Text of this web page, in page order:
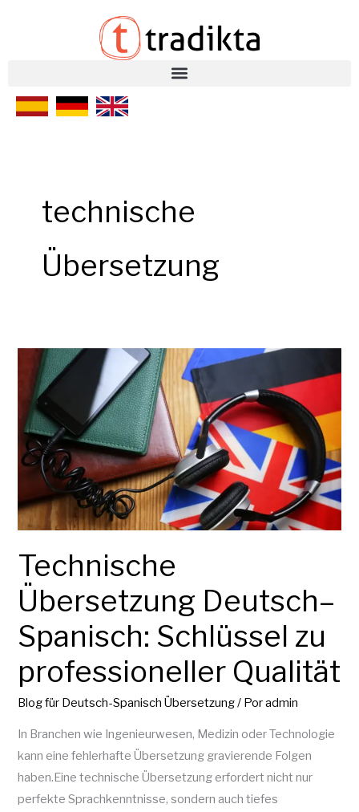
technische
Übersetzung
Technische
Übersetzung Deutsch–
Spanisch: Schlüssel zu
professioneller Qualität
Blog für Deutsch-Spanisch Übersetzung/ Poradmin
In Branchen wie Ingenieurwesen, Medizin oder Technologie
kann eine fehlerhafte Übersetzung gravierende Folgen
haben.Eine technische Übersetzung erfordert nicht nur
perfekte Sprachkenntnisse, sondern auch tiefes
Technische
Übersetzung
Deutsch–
Spanisch:
Schlüssel
zu
professioneller
Qualität